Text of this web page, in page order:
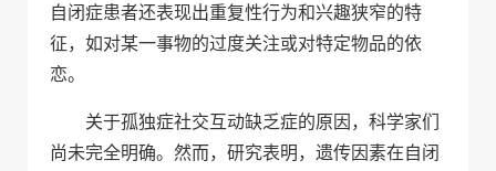
自闭症患者还表现出重复性行为和兴趣狭窄的特
征，如对某一事物的过度关注或对特定物品的依
恋。
关于孤独症社交互动缺乏症的原因，科学家们
尚未完全明确。然而，研究表明，遗传因素在自闭